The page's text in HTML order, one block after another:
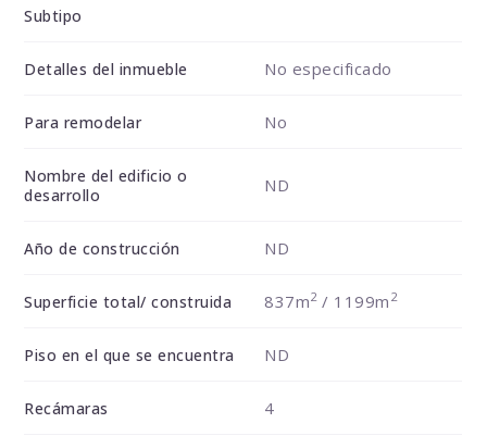
Subtipo
Detalles del inmueble No especificado
Para remodelar No
Nombre del edificio o
desarrollo
ND
Año de construcción ND
Superficie total/ construida 837m2/ 1199m 2
Piso en el que se encuentra ND
Recámaras 4